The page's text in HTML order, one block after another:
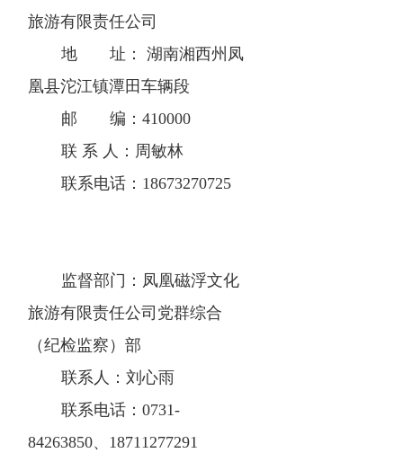
旅游有限责任公司
地 址： 湖南湘西州凤
凰县沱江镇潭田车辆段
邮 编：410000
联 系 人：周敏林
联系电话：18673270725
监督部门：凤凰磁浮文化
旅游有限责任公司党群综合
（纪检监察）部
联系人：刘心雨
联系电话：0731-
84263850、18711277291